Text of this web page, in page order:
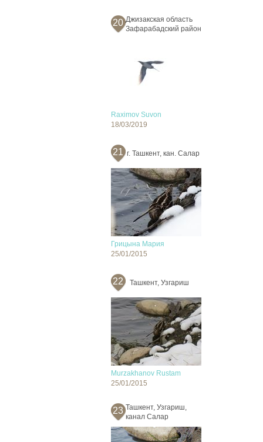
20 Джизакская область
Зафарабадский район
Raximov Suvon
18/03/2019
21 г. Ташкент, кан. Салар
Грицына Мария
25/01/2015
22 Ташкент, Узгариш
Murzakhanov Rustam
25/01/2015
23 Ташкент, Узгариш,
канал Салар